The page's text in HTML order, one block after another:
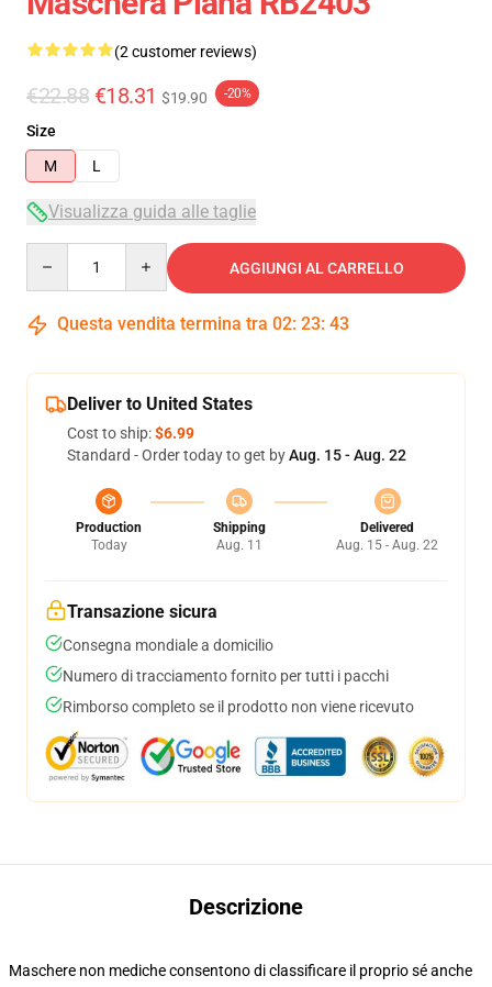
(2 customer reviews)
€22.88 €18.31 $19.90 -20%
Size
M
L
Visualizza guida alle taglie
AGGIUNGI AL CARRELLO
Questa vendita termina tra 02: 23: 43
Deliver to United States
Cost to ship:$6.99
Standard - Order today to get byAug. 15 - Aug. 22
Production
Today
Shipping
Aug. 11
Delivered
Aug. 15 - Aug. 22
Transazione sicura
Consegna mondiale a domicilio
Numero di tracciamento fornito per tutti i pacchi
Rimborso completo se il prodotto non viene ricevuto
Descrizione
Maschere non mediche consentono di classificare il proprio sé anche